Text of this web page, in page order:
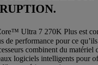
Ultra 7 270K Plus est
de performance pour ce
combinent du matériel
logiciels intelligents pour